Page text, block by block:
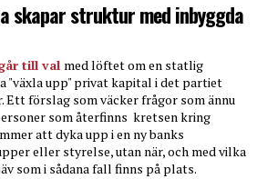
skapar struktur med inbyggda
till val med löftet om en statlig
"växla upp" privat kapital i det partiet
förslag som väcker frågor som ännu
som återfinns kretsen kring
att dyka upp i en ny banks
eller styrelse, utan när, och med vilka
som i sådana fall finns på plats.